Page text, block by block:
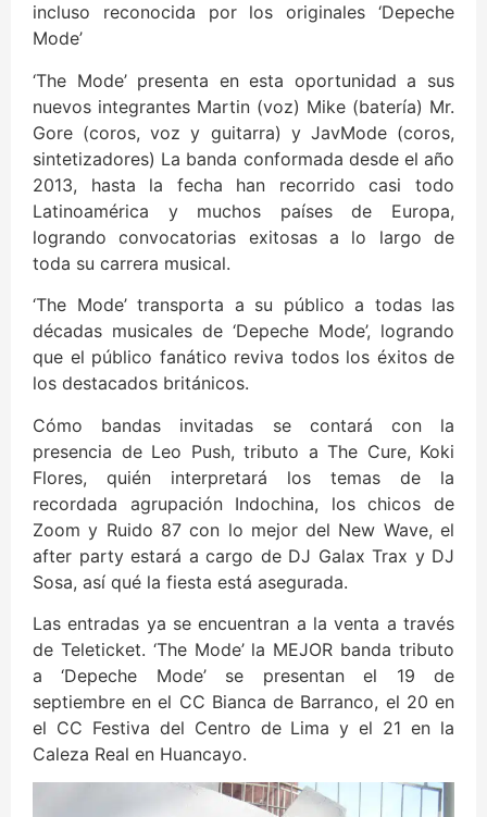
incluso reconocida por los originales ‘Depeche
Mode’
‘The Mode’ presenta en esta oportunidad a sus
nuevos integrantes Martin (voz) Mike (batería) Mr.
Gore (coros, voz y guitarra) y JavMode (coros,
sintetizadores) La banda conformada desde el año
2013, hasta la fecha han recorrido casi todo
Latinoamérica y muchos países de Europa,
logrando convocatorias exitosas a lo largo de
toda su carrera musical.
‘The Mode’ transporta a su público a todas las
décadas musicales de ‘Depeche Mode’, logrando
que el público fanático reviva todos los éxitos de
los destacados británicos.
Cómo bandas invitadas se contará con la
presencia de Leo Push, tributo a The Cure, Koki
Flores, quién interpretará los temas de la
recordada agrupación Indochina, los chicos de
Zoom y Ruido 87 con lo mejor del New Wave, el
after party estará a cargo de DJ Galax Trax y DJ
Sosa, así qué la fiesta está asegurada.
Las entradas ya se encuentran a la venta a través
de Teleticket. ‘The Mode’ la MEJOR banda tributo
a ‘Depeche Mode’ se presentan el 19 de
septiembre en el CC Bianca de Barranco, el 20 en
el CC Festiva del Centro de Lima y el 21 en la
Caleza Real en Huancayo.